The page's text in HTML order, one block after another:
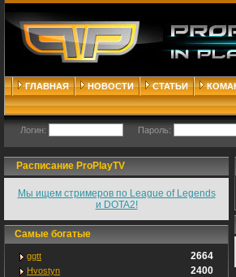
ГЛАВНАЯ НОВОСТИ СТАТЬИ
Логин: Пароль:
Расписание ProPlayTV
Мы ищем стримеров по League of Legends
и DOTA2!
Самые богатые
ggtt 2664
Hvostyn 2400